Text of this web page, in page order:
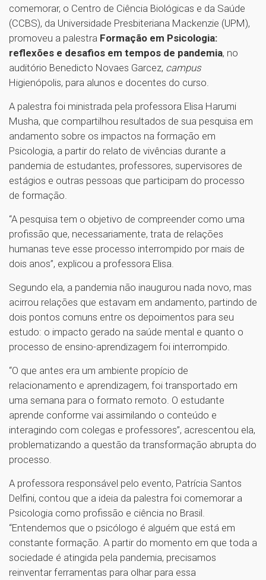
comemorar, o Centro de Ciência Biológicas e da Saúde
(CCBS), da Universidade Presbiteriana Mackenzie (UPM),
promoveu a palestra Formação em Psicologia:
reflexões e desafios em tempos de pandemia, no
auditório Benedicto Novaes Garcez, campus
Higienópolis, para alunos e docentes do curso.
A palestra foi ministrada pela professora Elisa Harumi
Musha, que compartilhou resultados de sua pesquisa em
andamento sobre os impactos na formação em
Psicologia, a partir do relato de vivências durante a
pandemia de estudantes, professores, supervisores de
estágios e outras pessoas que participam do processo
de formação.
“A pesquisa tem o objetivo de compreender como uma
profissão que, necessariamente, trata de relações
humanas teve esse processo interrompido por mais de
dois anos”, explicou a professora Elisa.
Segundo ela, a pandemia não inaugurou nada novo, mas
acirrou relações que estavam em andamento, partindo de
dois pontos comuns entre os depoimentos para seu
estudo: o impacto gerado na saúde mental e quanto o
processo de ensino-aprendizagem foi interrompido.
“O que antes era um ambiente propício de
relacionamento e aprendizagem, foi transportado em
uma semana para o formato remoto. O estudante
aprende conforme vai assimilando o conteúdo e
interagindo com colegas e professores”, acrescentou ela,
problematizando a questão da transformação abrupta do
processo.
A professora responsável pelo evento, Patrícia Santos
Delfini, contou que a ideia da palestra foi comemorar a
Psicologia como profissão e ciência no Brasil.
“Entendemos que o psicólogo é alguém que está em
constante formação. A partir do momento em que toda a
sociedade é atingida pela pandemia, precisamos
reinventar ferramentas para olhar para essa